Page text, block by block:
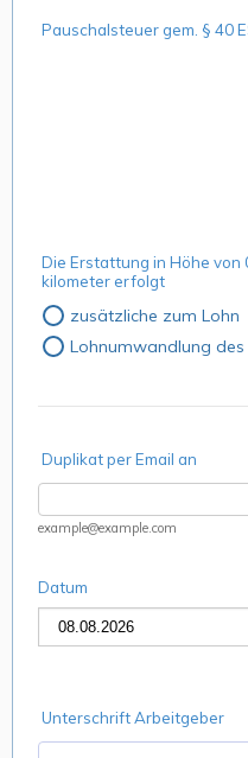
Pauschalsteuer gem. § 40
Die Erstattung in Höhe von
kilometer erfolgt
zusätzliche zum Lohn
Lohnumwandlung
Duplikat per Email an
example@example.com
Datum
Unterschrift Arbeitgeber